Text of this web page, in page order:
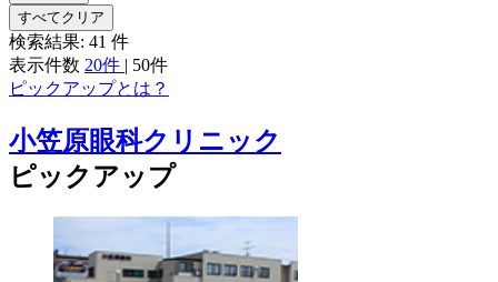
すべてクリア
検索結果: 41 件
表示件数 20件 | 50件
ピックアップとは？
小笠原眼科クリニック
ピックアップ